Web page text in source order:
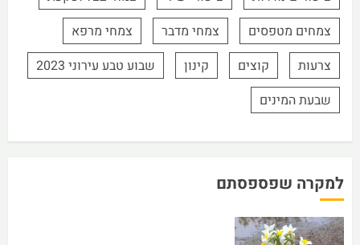
צמחים מטפסים
צמחי מדבר
צמחי מרפא
צרעות
קוצים קינון
שבוע טבע עירוני 2023
שבעת המינים
למקרה שפספסתם